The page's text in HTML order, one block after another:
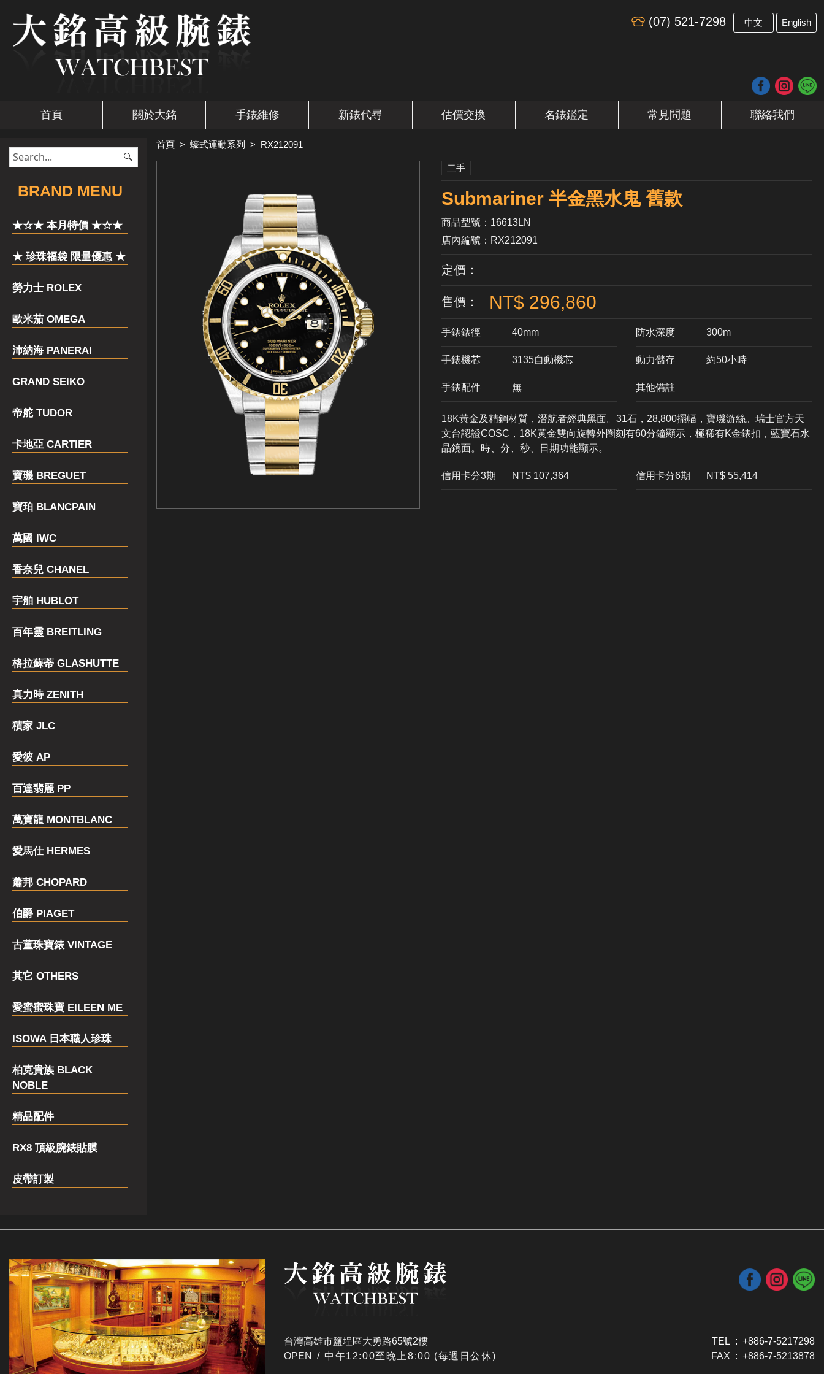
(07) 521-7298 中文 English
首頁 關於大銘 手錶維修 新錶代尋 估價交換 名錶鑑定 常見問題 聯絡我們
​BRAND MENU
★☆★ 本月特價 ★☆★
★ 珍珠福袋 限量優惠 ★
勞力士 ROLEX
歐米茄 OMEGA
沛納海 PANERAI
GRAND SEIKO
帝舵 TUDOR
卡地亞 CARTIER
寶璣 BREGUET
寶珀 BLANCPAIN
萬國 IWC
香奈兒 CHANEL
宇舶 HUBLOT
百年靈 BREITLING
格拉蘇蒂 GLASHUTTE
真力時 ZENITH
積家 JLC
愛彼 AP
百達翡麗 PP
萬寶龍 MONTBLANC
愛馬仕 HERMES
蕭邦 CHOPARD
伯爵 PIAGET
古董珠寶錶 VINTAGE
其它 OTHERS
愛蜜蜜珠寶 EILEEN ME
ISOWA 日本職人珍珠
柏克貴族 BLACK
NOBLE
精品配件
RX8 頂級腕錶貼膜
皮帶訂製
首頁 > 蠔式運動系列 > RX212091
二手
Submariner 半金黑水鬼 舊款
商品型號：16613LN
店內編號：RX212091
定價：
售價： NT$ 296,860
手錶錶徑 40mm 防水深度 300m
手錶機芯 ​3135自動機芯 動力儲存 約50小時
手錶配件 無 其他備註
18K黃金及精鋼材質，潛航者經典黑面。31石，28,800擺幅，寶璣游絲。瑞士官方天
文台認證COSC，18K黃金雙向旋轉外圈刻有60分鐘顯示，極稀有K金錶扣，藍寶石水
晶鏡面。時、分、秒、日期功能顯示。
信用卡分3期 ​NT$ 107,364 信用卡分6期 NT$ 55,414
台灣高雄市鹽埕區大勇路65號2樓
OPEN / ​中午12:00至晚上8:00 (每週日公休)
TEL : +886-7-5217298
FAX : +886-7-5213878